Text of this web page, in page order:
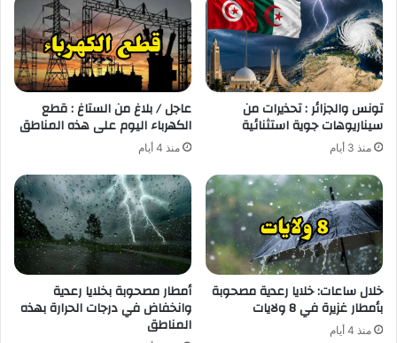
تونس والجزائر : تحذيرات من
سيناريوهات جوية استثنائية
منذ 3 أيام
عاجل / بلاغ من الستاغ : قطع
الكهرباء اليوم على هذه المناطق
منذ 4 أيام
خلال ساعات: خلايا رعدية مصحوبة
بأمطار غزيرة في 8 ولايات
منذ 4 أيام
أمطار مصحوبة بخلايا رعدية
وانخفاض في درجات الحرارة بهذه
المناطق